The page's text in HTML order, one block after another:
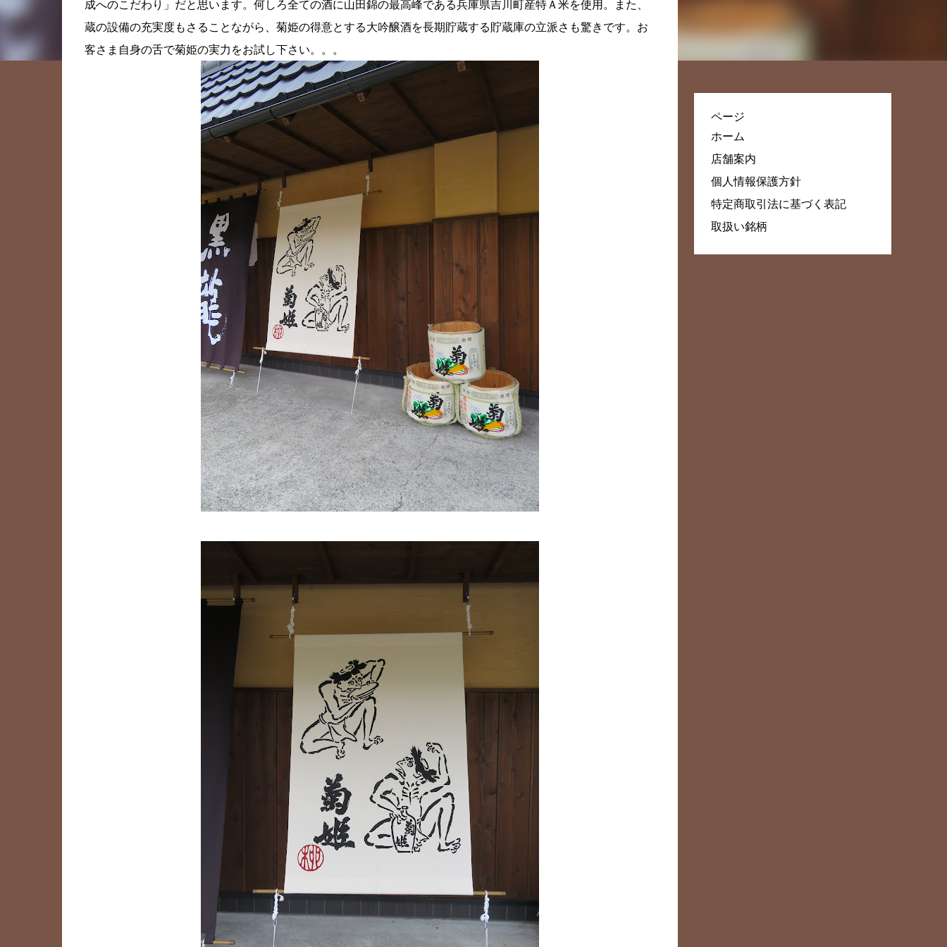
成へのこだわり」だと思います。何しろ全ての酒に山田錦の最高峰である兵庫県吉川町産特Ａ米を使用。また、
蔵の設備の充実度もさることながら、菊姫の得意とする大吟醸酒を長期貯蔵する貯蔵庫の立派さも驚きです。お
客さま自身の舌で菊姫の実力をお試し下さい。。。
ページ
ホーム
店舗案内
個人情報保護方針
特定商取引法に基づく表記
取扱い銘柄